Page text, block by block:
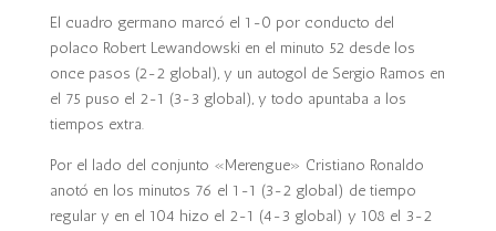
El cuadro germano marcó el 1-0 por conducto del
polaco Robert Lewandowski en el minuto 52 desde los
once pasos (2-2 global), y un autogol de Sergio Ramos en
el 75 puso el 2-1 (3-3 global), y todo apuntaba a los
tiempos extra.
Por el lado del conjunto «Merengue» Cristiano Ronaldo
anotó en los minutos 76 el 1-1 (3-2 global) de tiempo
regular y en el 104 hizo el 2-1 (4-3 global) y 108 el 3-2